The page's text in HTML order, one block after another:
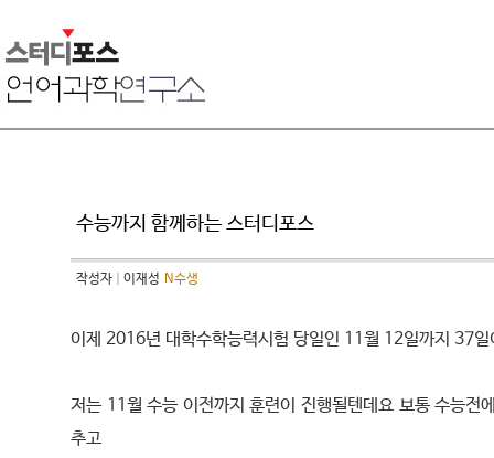
수능까지 함께하는 스터디포스
작성자 이재성 N수생
이제 2016년 대학수학능력시험 당일인 11월 12일까지 37일
저는 11월 수능 이전까지 훈련이 진행될텐데요 보통 수능전
추고